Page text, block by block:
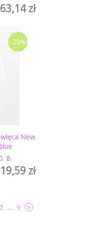
63,14 zł
-25%
New
. 8.
19,59 zł
2 … 9 >